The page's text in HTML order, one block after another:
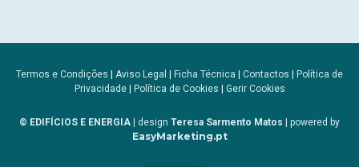
Termos e Condições | Aviso Legal | Ficha Técnica | Contactos | Política de
Privacidade| Política de Cookies | Gerir Cookies
© EDIFÍCIOS E ENERGIA | design Teresa Sarmento Matos | powered by
EasyMarketing.pt